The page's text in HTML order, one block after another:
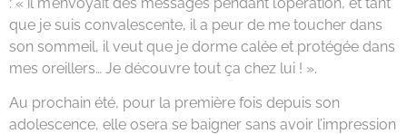
que je suis convalescente, il a peur de me toucher dans
son sommeil, il veut que je dorme calée et protégée dans
mes oreillers… Je découvre tout ça chez lui ! ».
Au prochain été, pour la première fois depuis son
adolescence, elle osera se baigner sans avoir l’impression